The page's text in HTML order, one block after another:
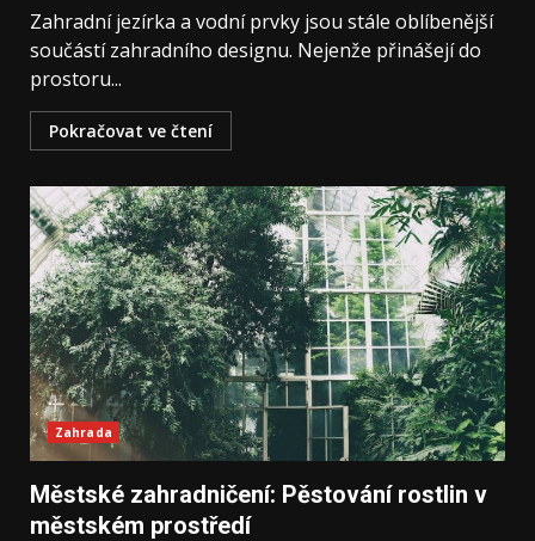
Zahradní jezírka a vodní prvky jsou stále oblíbenější
součástí zahradního designu. Nejenže přinášejí do
prostoru...
Pokračovat ve čtení
Zahrada
Městské zahradničení: Pěstování rostlin v
městském prostředí